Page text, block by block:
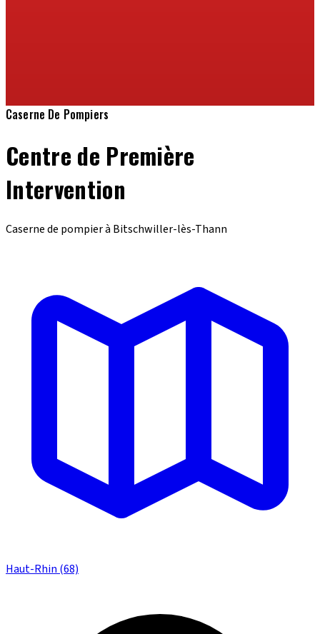
Caserne De Pompiers
Centre de Première
Intervention
Caserne de pompier à Bitschwiller-lès-Thann
Haut-Rhin (68)